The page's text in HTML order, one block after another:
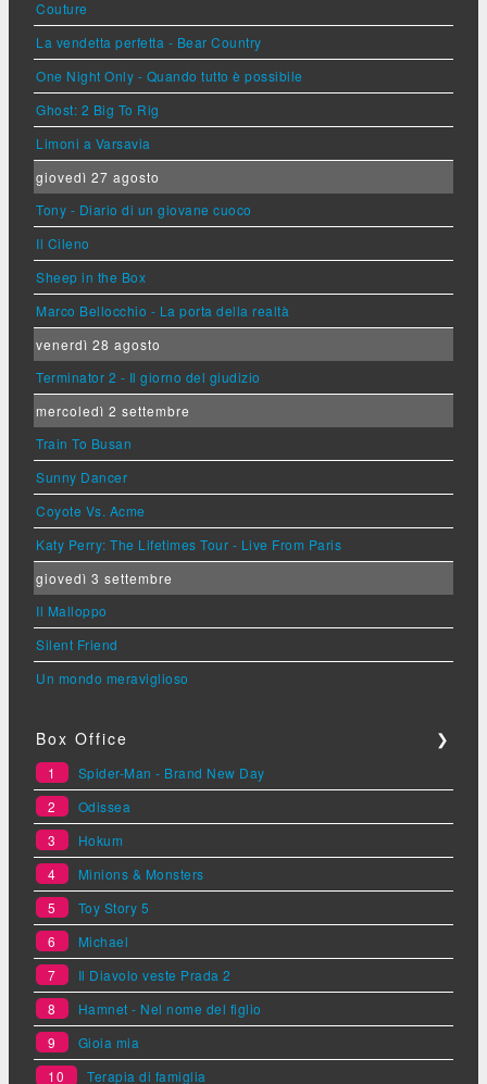
Couture
La vendetta perfetta - Bear Country
One Night Only - Quando tutto è possibile
Ghost: 2 Big To Rig
Limoni a Varsavia
giovedì 27 agosto
Tony - Diario di un giovane cuoco
Il Cileno
Sheep in the Box
Marco Bellocchio - La porta della realtà
venerdì 28 agosto
Terminator 2 - Il giorno del giudizio
mercoledì 2 settembre
Train To Busan
Sunny Dancer
Coyote Vs. Acme
Katy Perry: The Lifetimes Tour - Live From Paris
giovedì 3 settembre
Il Malloppo
Silent Friend
Un mondo meraviglioso
Box Office ❯
1
Spider-Man - Brand New Day
2
Odissea
3
Hokum
4
Minions & Monsters
5
Toy Story 5
6
Michael
7
Il Diavolo veste Prada 2
8
Hamnet - Nel nome del figlio
9
Gioia mia
10
Terapia di famiglia